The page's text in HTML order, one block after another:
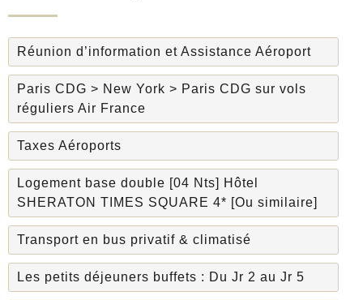
Réunion d’information et Assistance Aéroport
Paris CDG > New York > Paris CDG sur vols
réguliers Air France
Taxes Aéroports
Logement base double [04 Nts] Hôtel
SHERATON TIMES SQUARE 4* [Ou similaire]
Transport en bus privatif & climatisé
Les petits déjeuners buffets : Du Jr 2 au Jr 5